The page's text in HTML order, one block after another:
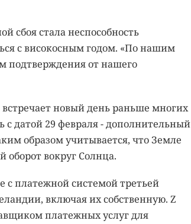
сбоя стала неспособность
с високосным годом. «По нашим
подтверждения от нашего
встречает новый день раньше многих
с датой 29 февраля - дополнительный
образом учитывается, что Земле
оборот вокруг Солнца.
с платежной системой третьей
включая их собственную. Z
платежных услуг для